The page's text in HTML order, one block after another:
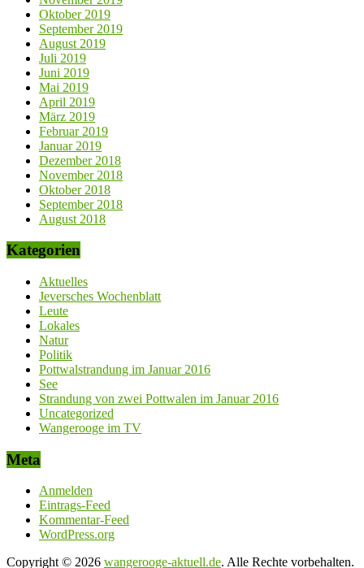
Oktober 2019
September 2019
August 2019
Juli 2019
Juni 2019
Mai 2019
April 2019
März 2019
Februar 2019
Januar 2019
Dezember 2018
November 2018
Oktober 2018
September 2018
August 2018
Kategorien
Aktuelles
Jeversches Wochenblatt
Leute
Lokales
Natur
Politik
Pottwalstrandung im Januar 2016
See
Strandung von zwei Pottwalen im Januar 2016
Uncategorized
Wangerooge im TV
Meta
Anmelden
Eintrags-Feed
Kommentar-Feed
WordPress.org
Copyright © 2026 wangerooge-aktuell.de. Alle Rechte vorbehalten.